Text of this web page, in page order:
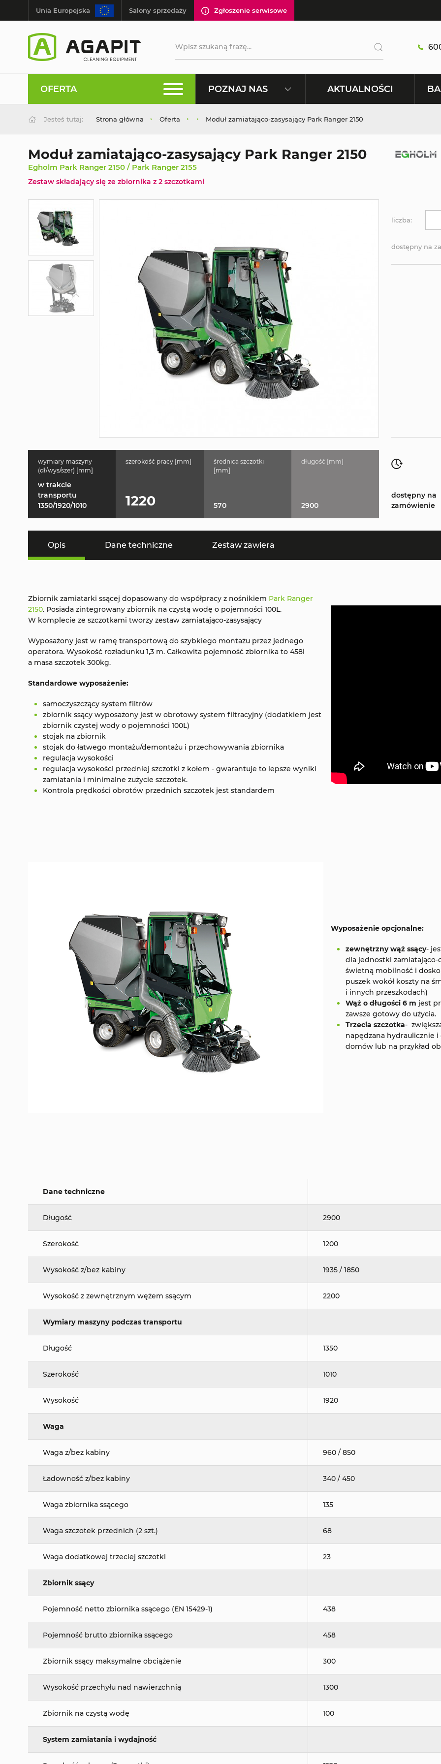
Unia Europejska Salony sprzedaży Zgłoszenie serwisowe
OFERTA POZNAJ NAS AKTUALNOŚCI
Jesteś tutaj: Strona główna Oferta Moduł zamiatająco-zasysający Park Ranger 2150
Moduł zamiatająco-zasysający Park Ranger 2150
Egholm Park Ranger 2150 / Park Ranger 2155
Zestaw składający się ze zbiornika z 2 szczotkami
liczba:
dostępny na
wymiary maszyny
(dł/wys/szer) [mm]
w trakcie
transportu
1350/1920/1010
szerokość pracy [mm]
1220
średnica szczotki
[mm]
570
długość [mm]
2900
dostępny na
zamówienie
Opis Dane techniczne Zestaw zawiera
Zbiornik zamiatarki ssącej dopasowany do współpracy z nośnikiem Park Ranger
2150. Posiada zintegrowany zbiornik na czystą wodę o pojemności 100L.
W komplecie ze szczotkami tworzy zestaw zamiatająco-zasysający
Wyposażony jest w ramę transportową do szybkiego montażu przez jednego
operatora. Wysokość rozładunku 1,3 m. Całkowita pojemność zbiornika to 458l
a masa szczotek 300kg.
Standardowe wyposażenie:
samoczyszczący system filtrów
zbiornik ssący wyposażony jest w obrotowy system filtracyjny (dodatkiem jest
zbiornik czystej wody o pojemności 100L)
stojak na zbiornik
stojak do łatwego montażu/demontażu i przechowywania zbiornika
regulacja wysokości
regulacja wysokości przedniej szczotki z kołem - gwarantuje to lepsze wyniki
zamiatania i minimalne zużycie szczotek.
Kontrola prędkości obrotów przednich szczotek jest standardem
Wyposażenie opcjonalne:
zewnętrzny wąż ssący-
dla jednostki zamiatająco-
świetną mobilność i
puszek wokół koszty na
i innych przeszkodach)
Wąż o długości 6 m jest
zawsze gotowy do użycia.
Trzecia szczotka-
napędzana hydraulicznie
domów lub na przykład
Dane techniczne
Długość 2900
Szerokość 1200
Wysokość z/bez kabiny 1935 / 1850
Wysokość z zewnętrznym wężem ssącym 2200
Wymiary maszyny podczas transportu
Długość 1350
Szerokość 1010
Wysokość 1920
Waga
Waga z/bez kabiny 960 / 850
Ładowność z/bez kabiny 340 / 450
Waga zbiornika ssącego 135
Waga szczotek przednich (2 szt.) 68
Waga dodatkowej trzeciej szczotki 23
Zbiornik ssący
Pojemność netto zbiornika ssącego (EN 15429-1) 438
Pojemność brutto zbiornika ssącego 458
Zbiornik ssący maksymalne obciążenie 300
Wysokość przechyłu nad nawierzchnią 1300
Zbiornik na czystą wodę 100
System zamiatania i wydajność